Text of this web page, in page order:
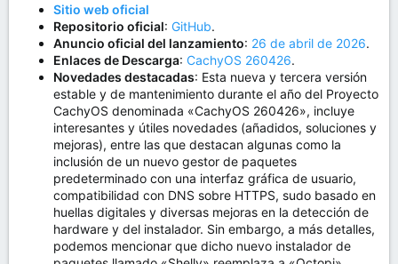
Sitio web oficial
Repositorio oficial: GitHub.
Anuncio oficial del lanzamiento: 26 de abril de 2026.
Enlaces de Descarga: CachyOS 260426.
Novedades destacadas: Esta nueva y tercera versión
estable y de mantenimiento durante el año del Proyecto
CachyOS denominada «CachyOS 260426», incluye
interesantes y útiles novedades (añadidos, soluciones y
mejoras), entre las que destacan algunas como la
inclusión de un nuevo gestor de paquetes
predeterminado con una interfaz gráfica de usuario,
compatibilidad con DNS sobre HTTPS, sudo basado en
huellas digitales y diversas mejoras en la detección de
hardware y del instalador. Sin embargo, a más detalles,
podemos mencionar que dicho nuevo instalador de